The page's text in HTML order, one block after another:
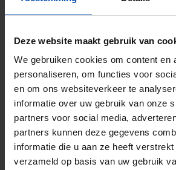
Deze website maakt gebruik van
We gebruiken cookies om content en
personaliseren, om functies voor
en om ons websiteverkeer te
informatie over uw gebruik van onze
partners voor social media,
partners kunnen deze gegevens
informatie die u aan ze heeft
verzameld op basis van uw gebruik
ligt op€20,75 per m2.
De gemiddelde huurprijs in de
Leeuwarden ligt dus22,64%
landelijk gemiddelde.
Deze cijfers zijn gebaseerd op
die in Q1 van 2026 zijn
vrije sector.